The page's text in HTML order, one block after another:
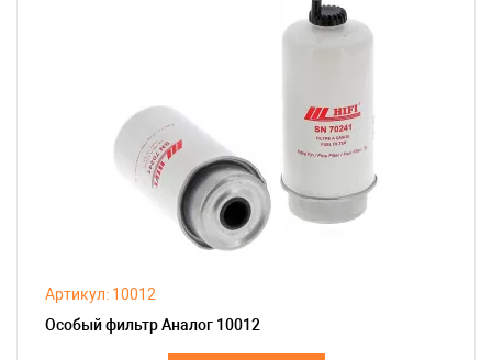
Артикул: 10012
Особый фильтр Аналог 10012